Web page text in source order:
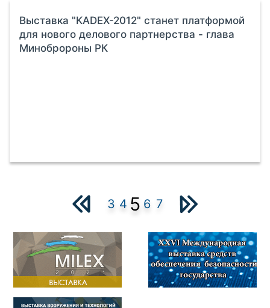
Выставка "KADEX-2012" станет платформой
для нового делового партнерства - глава
Минобророны РК
3 4 5 6 7